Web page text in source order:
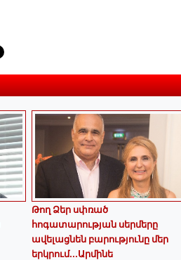
Թող Ձեր սփռած
հոգատարության սերմերը
ավելացնեն բարությունը մեր
երկրում․․․Արմինե